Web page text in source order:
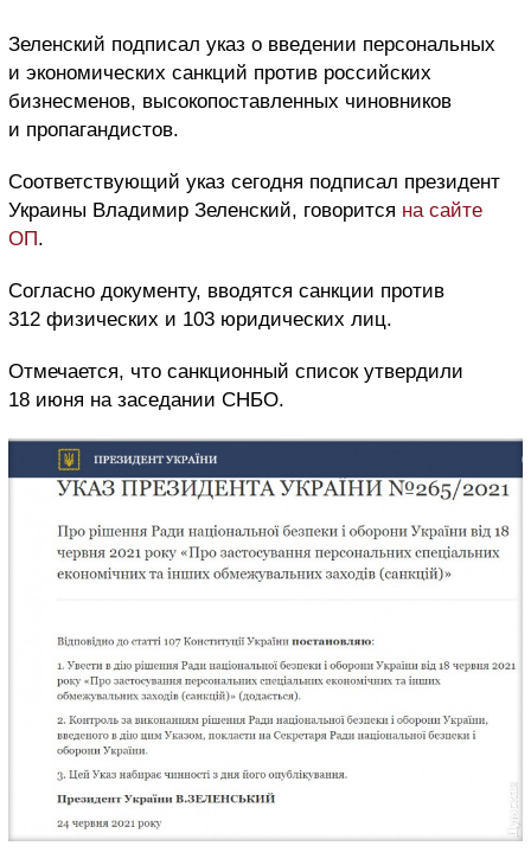
Зеленский подписал указ о введении персональных
и экономических санкций против российских
бизнесменов, высокопоставленных чиновников
и пропагандистов.
Соответствующий указ сегодня подписал президент
Украины Владимир Зеленский, говорится на сайте
ОП.
Согласно документу, вводятся санкции против
312 физических и 103 юридических лиц.
Отмечается, что санкционный список утвердили
18 июня на заседании СНБО.